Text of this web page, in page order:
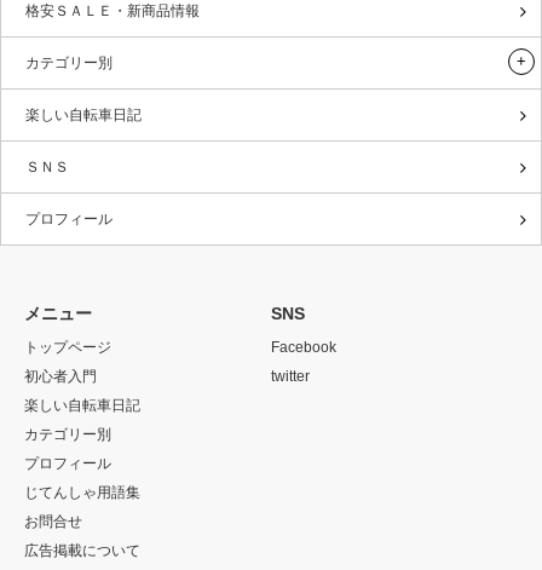
格安ＳＡＬＥ・新商品情報
カテゴリー別
楽しい自転車日記
ＳＮＳ
プロフィール
メニュー
トップページ
初心者入門
楽しい自転車日記
カテゴリー別
プロフィール
じてんしゃ用語集
お問合せ
広告掲載について
SNS
Facebook
twitter